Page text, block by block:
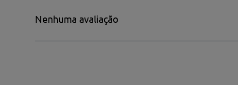
Nenhuma avaliação